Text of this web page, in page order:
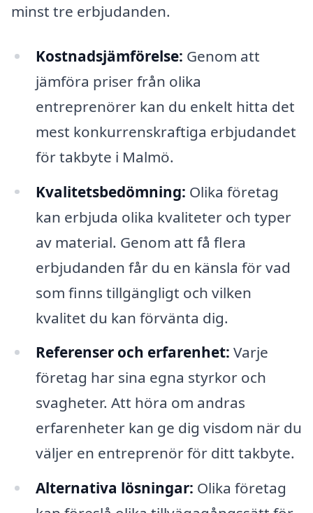
minst tre erbjudanden.
Kostnadsjämförelse: Genom att
jämföra priser från olika
entreprenörer kan du enkelt hitta det
mest konkurrenskraftiga erbjudandet
för takbyte i Malmö.
Kvalitetsbedömning: Olika företag
kan erbjuda olika kvaliteter och typer
av material. Genom att få flera
erbjudanden får du en känsla för vad
som finns tillgängligt och vilken
kvalitet du kan förvänta dig.
Referenser och erfarenhet: Varje
företag har sina egna styrkor och
svagheter. Att höra om andras
erfarenheter kan ge dig visdom när du
väljer en entreprenör för ditt takbyte.
Alternativa lösningar: Olika företag